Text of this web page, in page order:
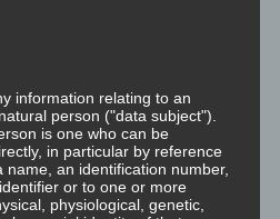
Verhalten übernehmen für alle
Erfolg, dass ohne Rapport alle
scheitern wird und nur auf
Niveau möglich sein wird. Was
unterstützt.
information relating to an
person ("data subject").
is one who can be
in particular by reference
an identification number,
or to one or more
physiological, genetic,